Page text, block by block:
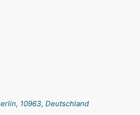
10963, Deutschland